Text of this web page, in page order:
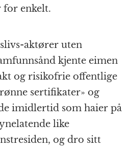
for enkelt.
aktører uten
kjente eimen
og risikofrie offentlige
sertifikater» og
imidlertid som haier på
like
og dro sitt